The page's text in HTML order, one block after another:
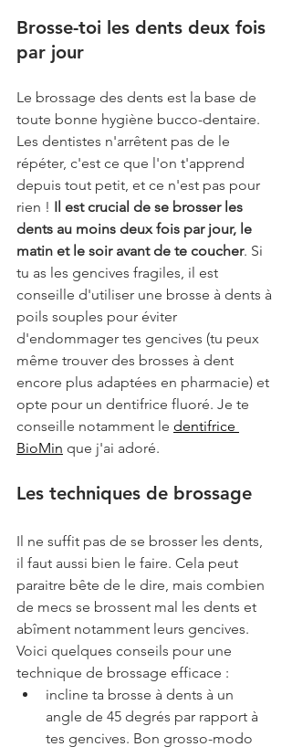
Brosse-toi les dents deux fois
par jour
Le brossage des dents est la base de
toute bonne hygiène bucco-dentaire.
Les dentistes n'arrêtent pas de le
répéter, c'est ce que l'on t'apprend
depuis tout petit, et ce n'est pas pour
rien ! Il est crucial de se brosser les
dents au moins deux fois par jour, le
matin et le soir avant de te coucher. Si
tu as les gencives fragiles, il est
conseille d'utiliser une brosse à dents à
poils souples pour éviter
d'endommager tes gencives (tu peux
même trouver des brosses à dent
encore plus adaptées en pharmacie) et
opte pour un dentifrice fluoré. Je te
conseille notamment le dentifrice
BioMin que j'ai adoré.
Les techniques de brossage
Il ne suffit pas de se brosser les dents,
il faut aussi bien le faire. Cela peut
paraitre bête de le dire, mais combien
de mecs se brossent mal les dents et
abîment notamment leurs gencives.
Voici quelques conseils pour une
technique de brossage efficace :
incline ta brosse à dents à un
angle de 45 degrés par rapport à
tes gencives. Bon grosso-modo